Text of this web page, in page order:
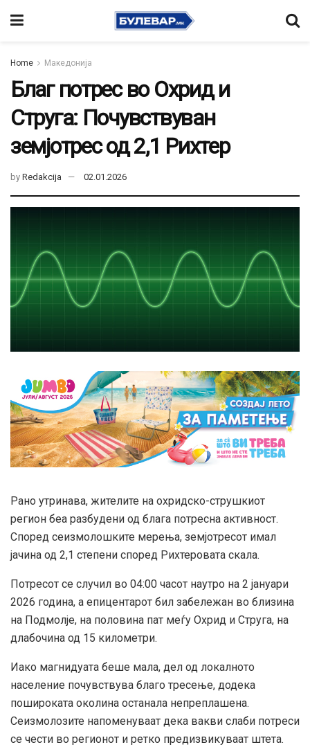
Home Македонија
Благ потрес во Охрид и
Струга: Почувствуван
земјотрес од 2,1 Рихтер
by Redakcija 02.01.2026
Рано утринава, жителите на охридско-струшкиот
регион беа разбудени од блага потресна активност.
Според сеизмолошките мерења, земјотресот имал
јачина од 2,1 степени според Рихтеровата скала.
Потресот се случил во 04:00 часот наутро на 2 јануари
2026 година, а епицентарот бил забележан во близина
на Подмолје, на половина пат меѓу Охрид и Струга, на
длабочина од 15 километри.
Иако магнидуата беше мала, дел од локалното
население почувствува благо тресење, додека
пошироката околина останала непреплашена.
Сеизмолозите напоменуваат дека вакви слаби потреси
се чести во регионот и ретко предизвикуваат штета.